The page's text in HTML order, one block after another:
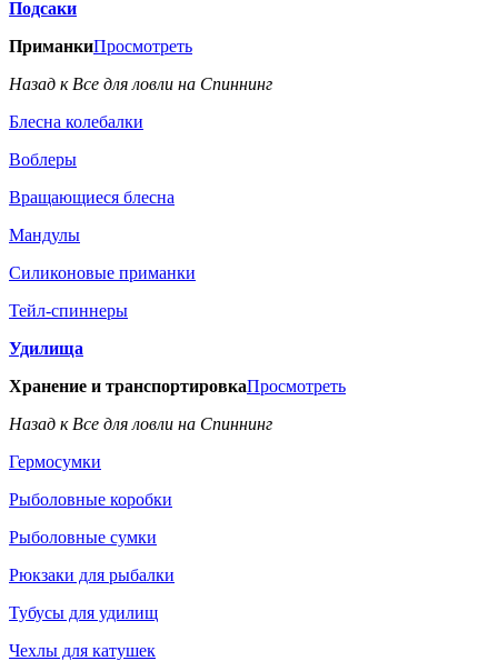
Подсаки
ПриманкиПросмотреть
Назад к Все для ловли на Спиннинг
Блесна колебалки
Воблеры
Вращающиеся блесна
Мандулы
Силиконовые приманки
Тейл-спиннеры
Удилища
Хранение и транспортировкаПросмотреть
Назад к Все для ловли на Спиннинг
Гермосумки
Рыболовные коробки
Рыболовные сумки
Рюкзаки для рыбалки
Тубусы для удилищ
Чехлы для катушек